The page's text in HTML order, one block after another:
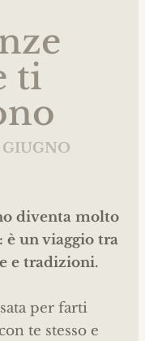
ti
GIUGNO
diventa molto
è un viaggio tra
e tradizioni.
per farti
te stesso e